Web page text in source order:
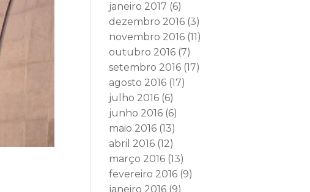
janeiro 2017 (6)
dezembro 2016 (3)
novembro 2016 (11)
outubro 2016 (7)
setembro 2016 (17)
agosto 2016 (17)
julho 2016 (6)
junho 2016 (6)
maio 2016 (13)
abril 2016 (12)
março 2016 (13)
fevereiro 2016 (9)
janeiro 2016 (9)